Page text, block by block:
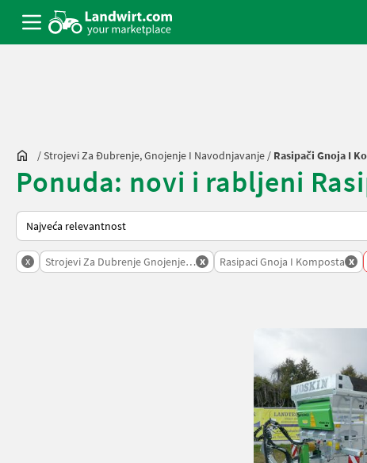
/Strojevi Za Đubrenje, Gnojenje I Navodnjavanje / Rasipači Gnoja I
Ponuda: novi i rabljeni
Način na koji sortira Landwirt.com
x Strojevi Za Dubrenje Gnojenje I Navodnjavanje
x Rasipaci Gnoja I Komposta x